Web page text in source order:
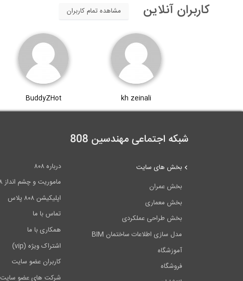
کاربران آنلاین مشاهده تمام کاربران
kh zeinali
BuddyZHot
شبکه اجتماعی مهندسین 808
درباره ۸۰۸
ماموریت و چشم انداز ۸۰۸
اپلیکیشن ۸۰۸ پلاس
تماس با ما
همکاری با ما
اشتراک ویژه (vip)
کاربران عضو سایت
شرکت های عضو سایت
بخش های سایت
بخش عمران
بخش معماری
بخش طراحی عملکردی
مدل سازی اطلاعات ساختمان BIM
آموزشگاه
فروشگاه